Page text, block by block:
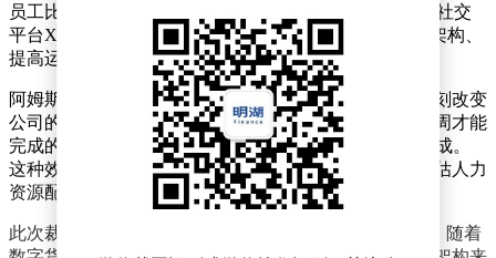
员工比例达14%。公司首席执行官布莱恩·阿姆斯特朗在社交
平台X上公开了这一决定，并解释称此举旨在优化组织架构、
提高运营效率，为下一阶段的战略发展奠定基础。
阿姆斯特朗特别提到，人工智能技术的快速发展正在深刻改变
公司的运营模式。他以工程团队为例说明，过去需要数周才能
完成的产品上线流程，如今借助AI工具仅需数天即可完成。
这种效率提升不仅缩短了项目周期，也促使公司重新评估人力
资源配置需求。
此次裁员计划是Coinbase应对行业变革的重要举措之一。随着